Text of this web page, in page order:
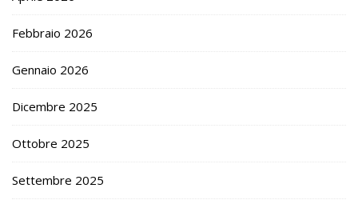
Febbraio 2026
Gennaio 2026
Dicembre 2025
Ottobre 2025
Settembre 2025